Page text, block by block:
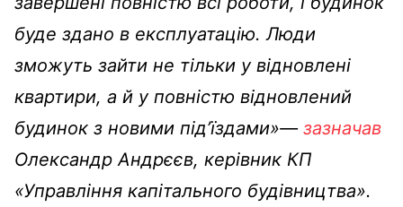
буде здано в експлуатацію. Люди
зможуть зайти не тільки у відновлені
квартири, а й у повністю відновлений
будинок з новими під’їздами»— зазначав
Олександр Андрєєв, керівник КП
«Управління капітального будівництва».